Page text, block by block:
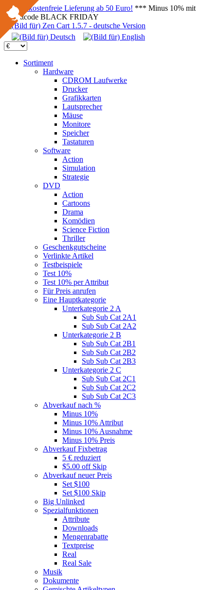
Versandkostenfreie Lieferung ab 50 Euro! *** Minus 10% mit
Rabattcode BLACK FRIDAY
Sortiment
Hardware
CDROM Laufwerke
Drucker
Grafikkarten
Lautsprecher
Mäuse
Monitore
Speicher
Tastaturen
Software
Action
Simulation
Strategie
DVD
Action
Cartoons
Drama
Komödien
Science Fiction
Thriller
Geschenkgutscheine
Verlinkte Artikel
Testbeispiele
Test 10%
Test 10% per Attribut
Für Preis anrufen
Eine Hauptkategorie
Unterkategorie 2 A
Sub Sub Cat 2A1
Sub Sub Cat 2A2
Unterkategorie 2 B
Sub Sub Cat 2B1
Sub Sub Cat 2B2
Sub Sub Cat 2B3
Unterkategorie 2 C
Sub Sub Cat 2C1
Sub Sub Cat 2C2
Sub Sub Cat 2C3
Abverkauf nach %
Minus 10%
Minus 10% Attribut
Minus 10% Ausnahme
Minus 10% Preis
Abverkauf Fixbetrag
5 € reduziert
$5.00 off Skip
Abverkauf neuer Preis
Set $100
Set $100 Skip
Big Unlinked
Spezialfunktionen
Attribute
Downloads
Mengenrabatte
Textpreise
Real
Real Sale
Musik
Dokumente